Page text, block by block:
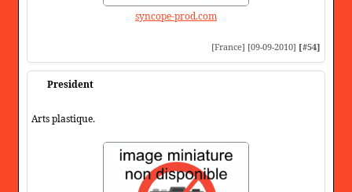
syncope-prod.com
[France] [09-09-2010] [#54]
President
Arts plastique.